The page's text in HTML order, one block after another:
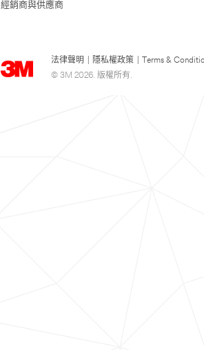
經銷商與供應商
法律聲明 隱私權政策 Terms &
© 3M 2026. 版權所有.